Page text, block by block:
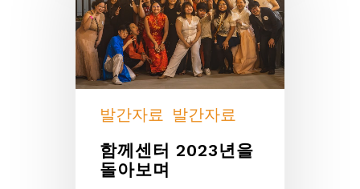
발간자료 발간자료
함께센터 2023년을
돌아보며